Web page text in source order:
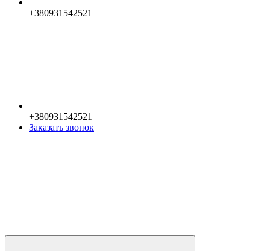
+380931542521
+380931542521
Заказать звонок